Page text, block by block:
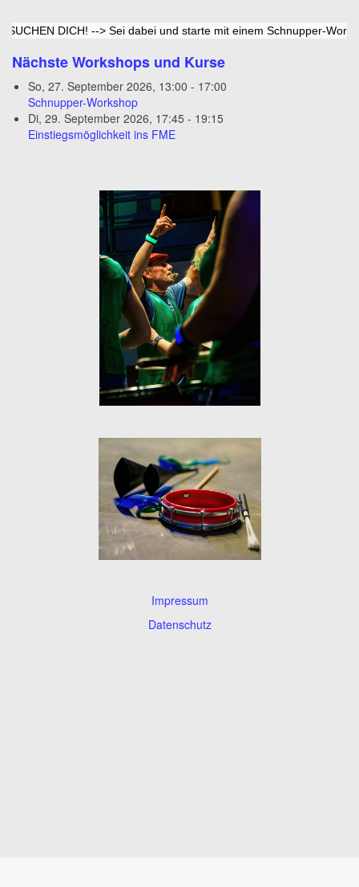
DICH! --> Sei dabei und starte mit einem Schnupper-
Nächste Workshops und Kurse
So, 27. September 2026, 13:00 - 17:00
Schnupper-Workshop
Di, 29. September 2026, 17:45 - 19:15
Einstiegsmöglichkeit ins FME
Impressum
Datenschutz